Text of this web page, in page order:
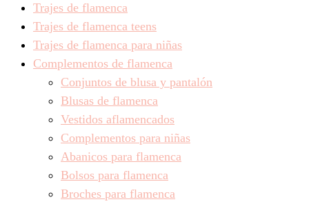
Trajes de flamenca
Trajes de flamenca teens
Trajes de flamenca para niñas
Complementos de flamenca
Conjuntos de blusa y pantalón
Blusas de flamenca
Vestidos aflamencados
Complementos para niñas
Abanicos para flamenca
Bolsos para flamenca
Broches para flamenca